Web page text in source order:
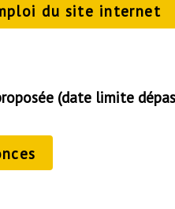
du site internet
(date limite